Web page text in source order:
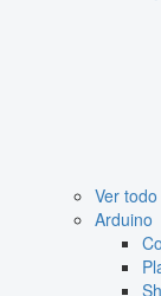
Ver
Arduino